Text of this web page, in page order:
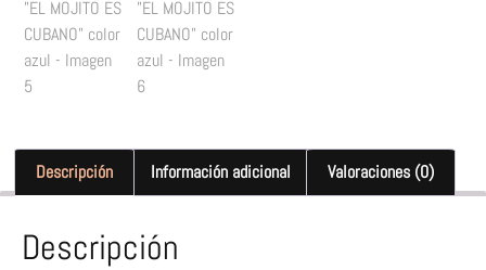
Descripción Información adicional Valoraciones (0)
Descripción